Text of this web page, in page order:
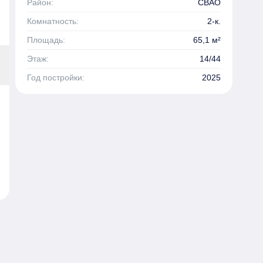
Район:
СВАО
Комнатность:
2-к.
Площадь:
65,1 м²
Этаж:
14/44
Год постройки:
2025